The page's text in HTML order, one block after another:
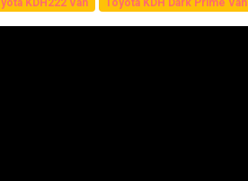
KDH222 Van Toyota KDH Dark Prime Van